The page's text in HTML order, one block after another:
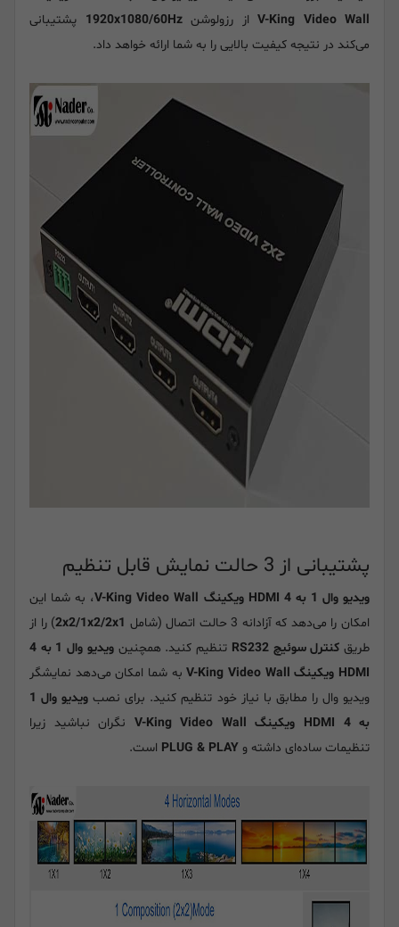
V-King Video Wall از رزولوشن1920x1080/60Hz پشتیبانی
می‌کند در نتیجه کیفیت بالایی را به شما ارائه خواهد داد.
پشتیبانی از 3 حالت نمایش قابل تنظیم
ویدیو وال 1 به 4 HDMI ویکینگ V-King Video Wall
، به شما این
امکان را می‌دهد که آزادانه 3 حالت اتصال (شامل
2x2/1x2/2x1) را از
طریق کنترل سوئیچ RS232 تنظیم کنید. همچنین
ویدیو وال 1 به 4
HDMI ویکینگ V-King Video Wall
به شما امکان می‌دهد نمایشگر
ویدیو وال را مطابق با نیاز خود تنظیم کنید. برای نصب
ویدیو وال 1
به 4 HDMI ویکینگ V-King Video Wall
نگران نباشید زیرا
تنظیمات ساده‌ای داشته و PLUG & PLAY است.